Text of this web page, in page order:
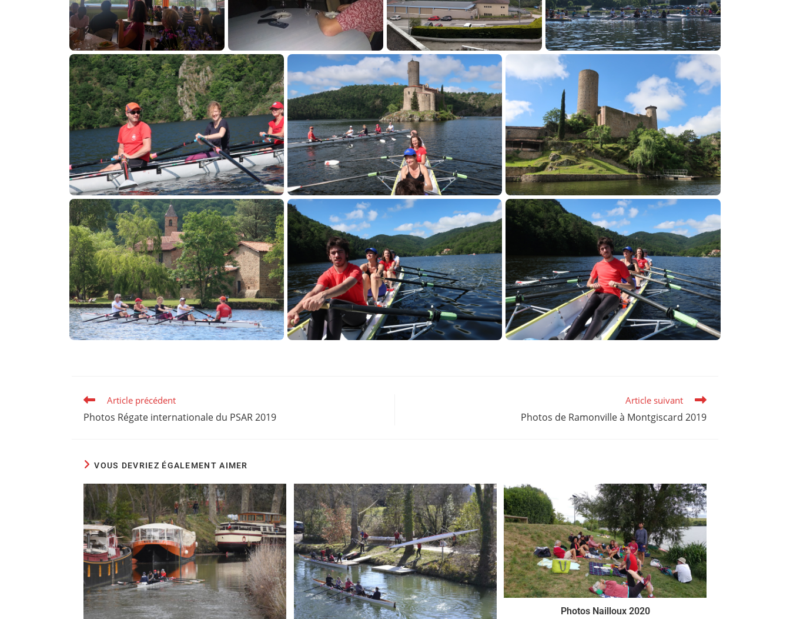
Article précédent
Photos Régate internationale du PSAR 2019
Article suivant
Photos de Ramonville à Montgiscard 2019
VOUS DEVRIEZ ÉGALEMENT AIMER
Photos Nailloux 2020